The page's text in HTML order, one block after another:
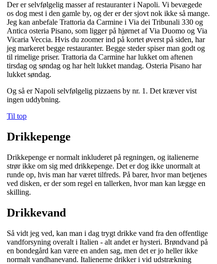
Der er selvfølgelig masser af restauranter i Napoli. Vi bevægede
os dog mest i den gamle by, og der er der sjovt nok ikke så mange.
Jeg kan anbefale Trattoria da Carmine i Via dei Tribunali 330 og
Antica osteria Pisano, som ligger på hjørnet af Via Duomo og Via
Vicaria Veccia. Hvis du zoomer ind på kortet øverst på siden, har
jeg markeret begge restauranter. Begge steder spiser man godt og
til rimelige priser. Trattoria da Carmine har lukket om aftenen
tirsdag og søndag og har helt lukket mandag. Osteria Pisano har
lukket søndag.
Og så er Napoli selvfølgelig pizzaens by nr. 1. Det kræver vist
ingen uddybning.
Til top
Drikkepenge
Drikkepenge er normalt inkluderet på regningen, og italienerne
strør ikke om sig med drikkepenge. Det er dog ikke unormalt at
runde op, hvis man har været tilfreds. På barer, hvor man betjenes
ved disken, er der som regel en tallerken, hvor man kan lægge en
skilling.
Drikkevand
Så vidt jeg ved, kan man i dag trygt drikke vand fra den offentlige
vandforsyning overalt i Italien - alt andet er hysteri. Brøndvand på
en bondegård kan være en anden sag, men det er jo heller ikke
normalt vandhanevand. Italienerne drikker i vid udstrækning